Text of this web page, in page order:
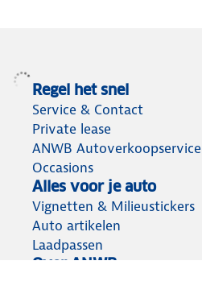
Regel het snel
Service & Contact
Private lease
ANWB Autoverkoopservice
Occasions
Alles voor je auto
Vignetten & Milieustickers
Auto artikelen
Laadpassen
Over ANWB